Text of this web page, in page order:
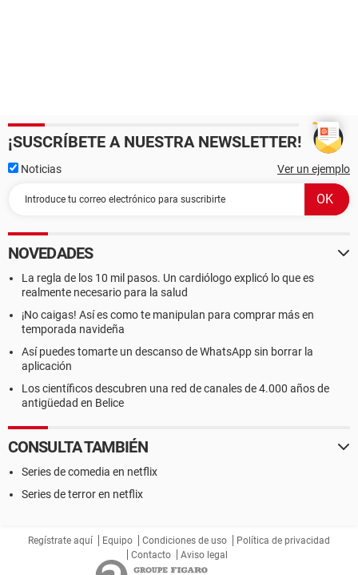
¡SUSCRÍBETE A NUESTRA NEWSLETTER!
Noticias Ver un ejemplo
NOVEDADES
La regla de los 10 mil pasos. Un cardiólogo explicó lo que es
realmente necesario para la salud
¡No caigas! Así es como te manipulan para comprar más en
temporada navideña
Así puedes tomarte un descanso de WhatsApp sin borrar la
aplicación
Los científicos descubren una red de canales de 4.000 años de
antigüedad en Belice
CONSULTA TAMBIÉN
Series de comedia en netflix
Series de terror en netflix
Regístrate aquí Equipo Condiciones de uso
Política de privacidad
Contacto
Aviso legal